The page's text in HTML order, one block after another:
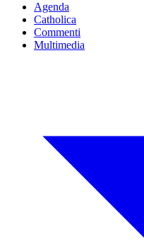
Agenda
Catholica
Commenti
Multimedia